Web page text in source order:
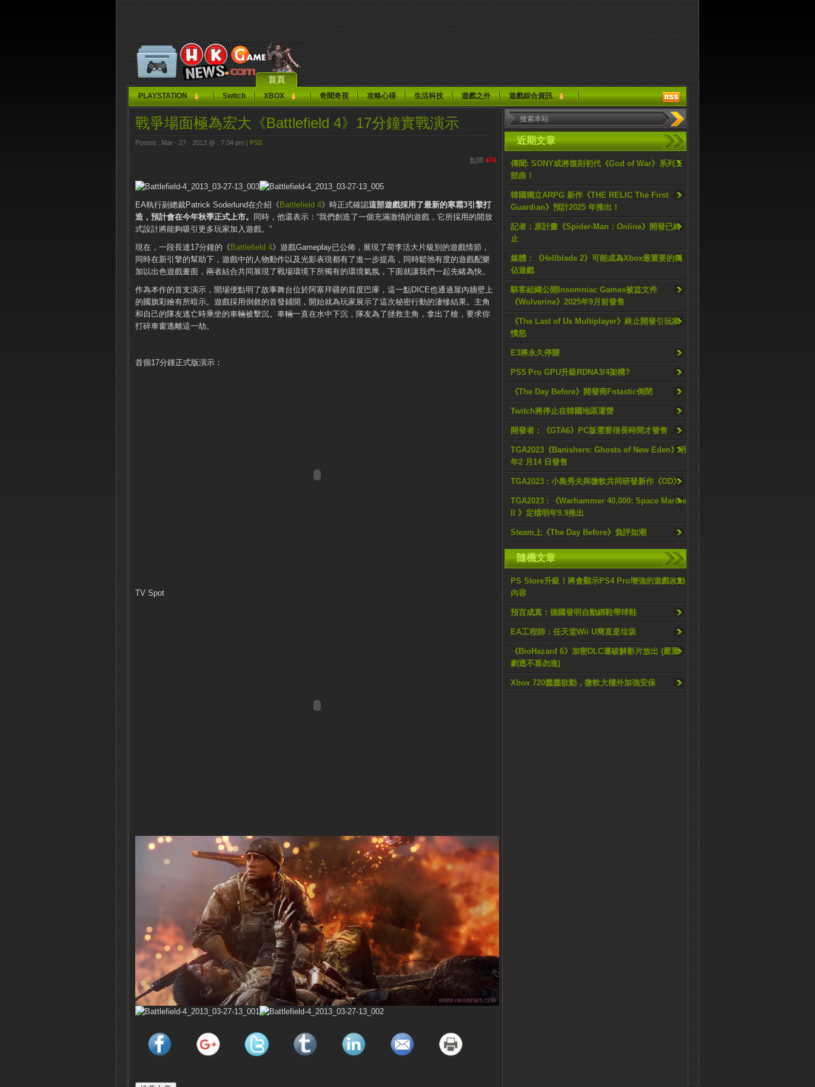
首頁
PLAYSTATION Switch XBOX 奇聞奇視 攻略心得 生活科技 遊戲之外 遊戲綜合資訊
近期文章
傳聞: SONY或將復刻初代《God of War》系列三
部曲！
韓國獨立ARPG 新作《THE RELIC The First
Guardian》預計2025 年推出！
記者：原計畫《Spider-Man：Online》開發已終
止
媒體：《Hellblade 2》可能成為Xbox最重要的獨
佔遊戲
駭客組織公開Insomniac Games被盜文件
《Wolverine》2025年9月前發售
《The Last of Us Multiplayer》終止開發引玩家
憤怒
E3將永久停辦
PS5 Pro GPU升級RDNA3/4架構?
《The Day Before》開發商Fntastic倒閉
Twitch將停止在韓國地區運營
開發者：《GTA6》PC版需要很長時間才發售
TGA2023《Banishers: Ghosts of New Eden》明
年2 月14 日發售
TGA2023 : 小島秀夫與微軟共同研發新作《OD》
TGA2023 : 《Warhammer 40,000: Space Marine
II 》定檔明年9.9推出
Steam上《The Day Before》負評如潮
隨機文章
PS Store升級！將會顯示PS4 Pro增強的遊戲改動
內容
預言成真：德國發明自動綁鞋帶球鞋
EA工程師：任天堂Wii U簡直是垃圾
《BioHazard 6》加密DLC遭破解影片放出 (嚴重
劇透不喜勿進)
Xbox 720蠢蠢欲動，微軟大樓外加強安保
戰爭場面極為宏大《Battlefield 4》17分鐘實戰演示
Posted : Mar - 27 - 2013 @ : 7:34 pm | PS3
點閱 474
EA執行副總裁Patrick Soderlund在介紹《 Battlefield 4》時正式確認這部遊戲採用了最新的寒霜3引擎打
造，預計會在今年秋季正式上市。
同時，他還表示：“我們創造了一個充滿激情的遊戲，它所採用的開放
式設計將能夠吸引更多玩家加入遊戲。”
現在，一段長達17分鐘的《 Battlefield 4》遊戲Gameplay已公佈，展現了荷李活大片級別的遊戲情節，
同時在新引擎的幫助下，遊戲中的人物動作以及光影表現都有了進一步提高，同時鬆弛有度的遊戲配樂
加以出色遊戲畫面，兩者結合共同展現了戰場環境下所獨有的環境氣氛，下面就讓我們一起先睹為快。
作為本作的首支演示，開場便點明了故事舞台位於阿塞拜疆的首度巴庫，這一點DICE也通過屋內牆壁上
的國旗彩繪有所暗示。遊戲採用倒敘的首發鋪開，開始就為玩家展示了這次秘密行動的淒慘結果。主角
和自己的隊友逃亡時乘坐的車輛被擊沉。車輛一直在水中下沉，隊友為了拯救主角，拿出了槍，要求你
打碎車窗逃離這一劫。
首個17分鍾正式版演示：
TV Spot